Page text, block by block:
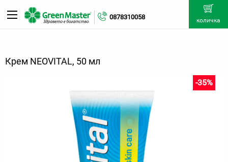
0878310058 количка
Крем NEOVITAL, 50 мл
-35%